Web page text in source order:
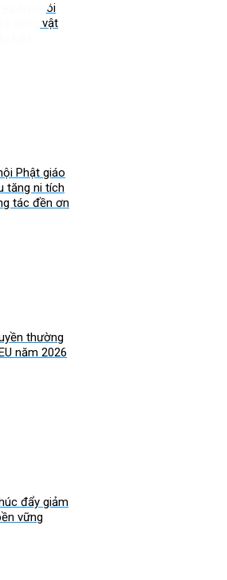
án nuôi
động vật
luật
Phật giáo
tăng ni tích
tác đền ơn
thường
năm 2026
đẩy giảm
vững